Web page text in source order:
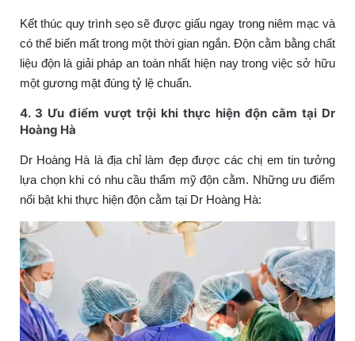
Kết thúc quy trình sẹo sẽ được giấu ngay trong niêm mạc và
có thể biến mất trong một thời gian ngắn. Độn cằm bằng chất
liệu độn là giải pháp an toàn nhất hiện nay trong việc sở hữu
một gương mặt đúng tỷ lệ chuẩn.
4. 3 Ưu điểm vượt trội khi thực hiện độn cằm tại Dr
Hoàng Hà
Dr Hoàng Hà là địa chỉ làm đẹp được các chị em tin tưởng
lựa chọn khi có nhu cầu thẩm mỹ độn cằm. Những ưu điểm
nổi bật khi thực hiện độn cằm tại Dr Hoàng Hà: